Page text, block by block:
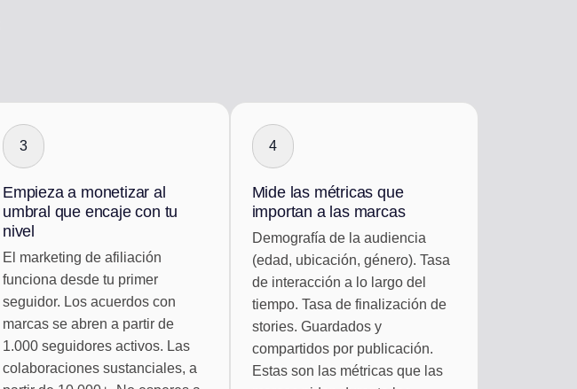
3
Empieza a monetizar al
umbral que encaje con tu
nivel
El marketing de afiliación
funciona desde tu primer
seguidor. Los acuerdos con
marcas se abren a partir de
1.000 seguidores activos. Las
colaboraciones sustanciales, a
4
Mide las métricas que
importan a las marcas
Demografía de la audiencia
(edad, ubicación, género). Tasa
de interacción a lo largo del
tiempo. Tasa de finalización de
stories. Guardados y
compartidos por publicación.
Estas son las métricas que las